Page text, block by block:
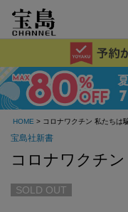
HOME > コロナワクチン 私たちは
宝島社新書
コロナワクチ
SOLD OUT